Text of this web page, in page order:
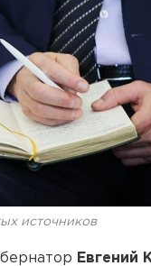
источников
Евгений